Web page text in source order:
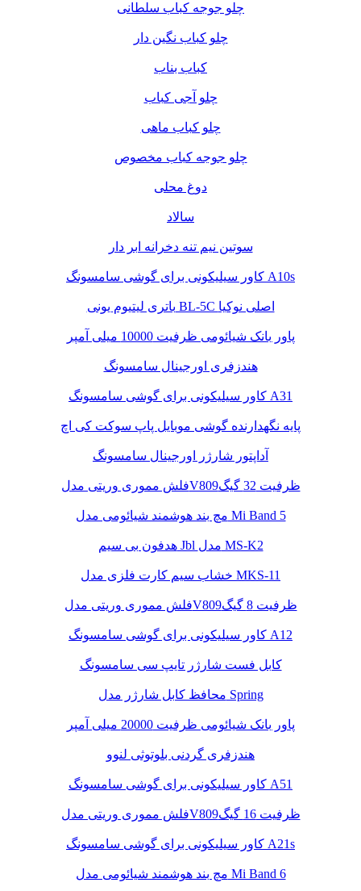
چلو جوجه کباب سلطانی
چلو کباب نگین دار
کباب بناب
چلو آجی کباب
چلو کباب ماهی
چلو جوجه کباب مخصوص
دوغ محلی
سالاد
سوتین نیم تنه دخرانه ابر دار
کاور سیلیکونی برای گوشی سامسونگ A10s
باتری لیتیوم یونی BL-5C اصلی نوکیا
پاور بانک شیائومی ظرفیت 10000 میلی آمپر
هندزفری اورجینال سامسونگ
کاور سیلیکونی برای گوشی سامسونگ A31
پایه نگهدارنده گوشی موبایل پاپ سوکت کی اچ
آداپتور شارژر اورجینال سامسونگ
فلش مموری وریتی مدلV809ظرفیت 32 گیگ
مچ بند هوشمند شیائومی مدل Mi Band 5
هدفون بی سیم Jbl مدل MS-K2
خشاب سیم کارت فلزی مدل MKS-11
فلش مموری وریتی مدلV809ظرفیت 8 گیگ
کاور سیلیکونی برای گوشی سامسونگ A12
کابل فست شارژر تایپ سی سامسونگ
محافظ کابل شارژر مدل Spring
پاور بانک شیائومی ظرفیت 20000 میلی آمپر
هندزفری گردنی بلوتوثی لنوو
کاور سیلیکونی برای گوشی سامسونگ A51
فلش مموری وریتی مدلV809ظرفیت 16 گیگ
کاور سیلیکونی برای گوشی سامسونگ A21s
مچ بند هوشمند شیائومی مدل Mi Band 6